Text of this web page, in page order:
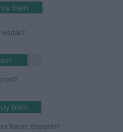
bien
bien
hacer deporte?